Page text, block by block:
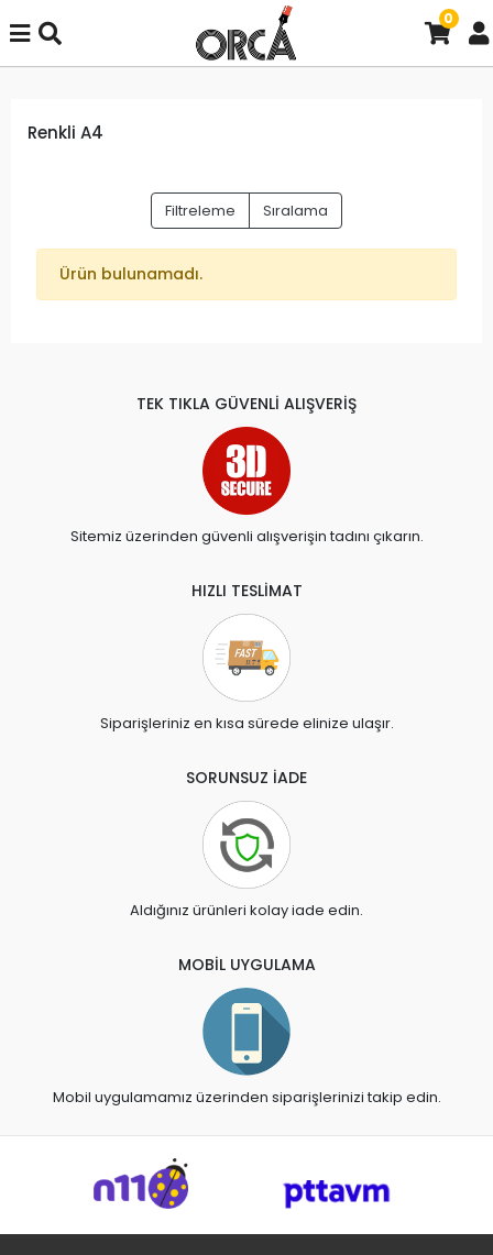
0
Renkli A4
Filtreleme Sıralama
Ürün bulunamadı.
TEK TIKLA GÜVENLİ ALIŞVERİŞ
Sitemiz üzerinden güvenli alışverişin tadını çıkarın.
HIZLI TESLİMAT
Siparişleriniz en kısa sürede elinize ulaşır.
SORUNSUZ İADE
Aldığınız ürünleri kolay iade edin.
MOBİL UYGULAMA
Mobil uygulamamız üzerinden siparişlerinizi takip edin.